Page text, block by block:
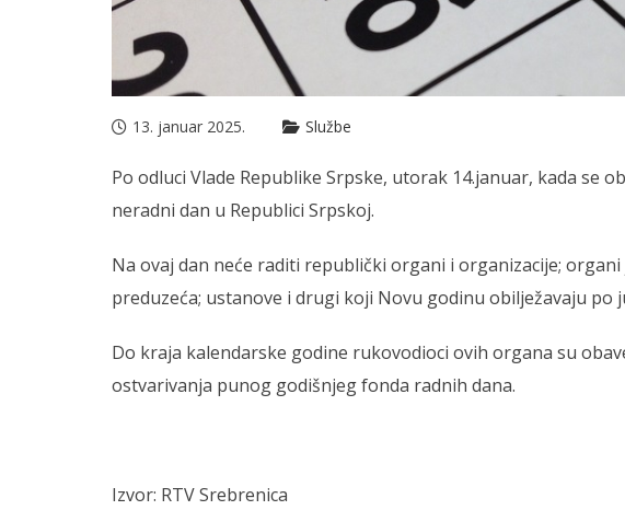
13. januar 2025. Službe
Po odluci Vlade Republike Srpske, utorak 14.januar, kada se
neradni dan u Republici Srpskoj.
Na ovaj dan neće raditi republički organi i organizacije;
preduzeća; ustanove i drugi koji Novu godinu obilježavaju po
Do kraja kalendarske godine rukovodioci ovih organa su
ostvarivanja punog godišnjeg fonda radnih dana.
Izvor: RTV Srebrenica